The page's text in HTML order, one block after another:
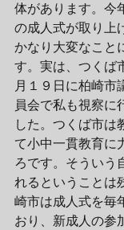
体があります。今
の成人式が取り上
かなり大変なこと
す。実は、つくば
月１９日に柏崎市
員会で私も視察に
した。つくば市は
て小中一貫教育に
ろです。そういう
れるということは
崎市は成人式を毎
おり、新成人の参